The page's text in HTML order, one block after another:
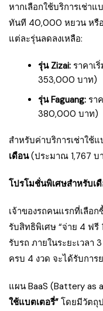
หากเลือกใช้บริการเช่าแ
ทันที 40,000 หยวน หรื
แต่ละรุ่นลดลงเหลือ:
รุ่น Zizai: ราคาเ
353,000 บาท)
รุ่น Faguang: รา
380,000 บาท)
สำหรับค่าบริการเช่าใช้
เดือน(ประมาณ 1,767 บ
โปรโมชั่นพิเศษสำหรับเ
เจ้าของรถคนแรกที่เลือ
รับสิทธิพิเศษ “จ่าย 4 ฟรี
รับรถ ภายในระยะเวลา
ครบ 4 งวด จะได้รับการ
แผน BaaS (Battery as
ใช้แบตเตอรี่” โดยมีวัตถุ